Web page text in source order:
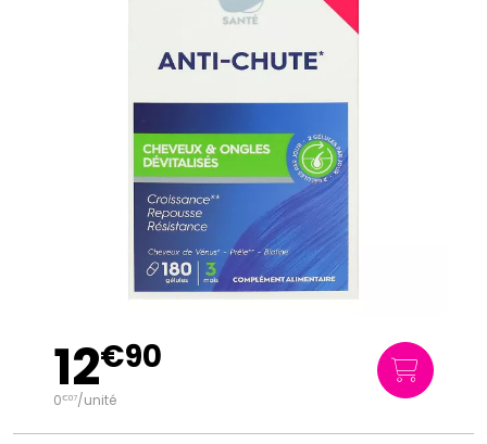
12€90
0€07/unité